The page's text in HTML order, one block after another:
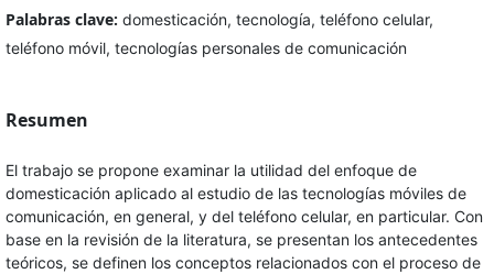
Palabras clave: domesticación, tecnología, teléfono celular,
teléfono móvil, tecnologías personales de comunicación
Resumen
El trabajo se propone examinar la utilidad del enfoque de
domesticación aplicado al estudio de las tecnologías móviles de
comunicación, en general, y del teléfono celular, en particular. Con
base en la revisión de la literatura, se presentan los antecedentes
teóricos, se definen los conceptos relacionados con el proceso de